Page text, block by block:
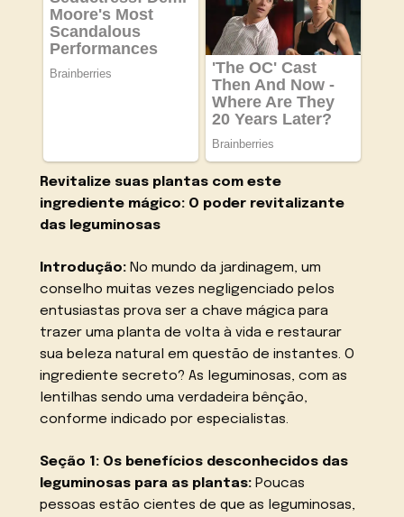
Revitalize suas plantas com este
ingrediente mágico: O poder revitalizante
das leguminosas
Introdução: No mundo da jardinagem, um
conselho muitas vezes negligenciado pelos
entusiastas prova ser a chave mágica para
trazer uma planta de volta à vida e restaurar
sua beleza natural em questão de instantes. O
ingrediente secreto? As leguminosas, com as
lentilhas sendo uma verdadeira bênção,
conforme indicado por especialistas.
Seção 1: Os benefícios desconhecidos das
leguminosas para as plantas: Poucas
pessoas estão cientes de que as leguminosas,